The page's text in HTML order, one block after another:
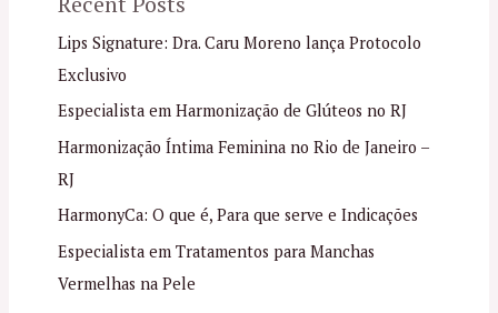
Lips Signature: Dra. Caru Moreno lança Protocolo
Exclusivo
Especialista em Harmonização de Glúteos no RJ
Harmonização Íntima Feminina no Rio de Janeiro –
RJ
HarmonyCa: O que é, Para que serve e Indicações
Especialista em Tratamentos para Manchas
Vermelhas na Pele